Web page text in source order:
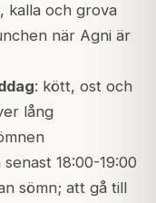
kalla och grova
när Agni är
: kött, ost och
lång
18:00-19:00
sömn; att gå till